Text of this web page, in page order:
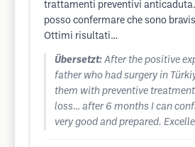
trattamenti preventivi
posso confermare che sono
Ottimi risultati…
Übersetzt: After the positive
father who had surgery in
them with preventive
loss… after 6 months I can
very good and prepared.